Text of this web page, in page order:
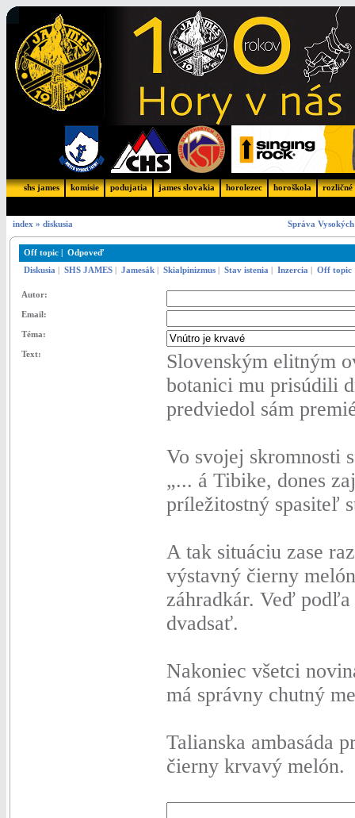
shs james komisie podujatia james slovakia horolezec horoškola rozličné
index » diskusia Správa
Off topic | Odpoveď
Diskusia
SHS JAMES Jamesák Skialpinizmus Stav istenia Inzercia Off topic
Autor:
Email:
Téma:
Text:
Slovenským elitným
botanici mu prisúdili
predviedol sám
Vo svojej skromnosti
„... á Tibike, dones
príležitostný spasiteľ
A tak situáciu zase
výstavný čierny
záhradkár. Veď
dvadsať.
Nakoniec všetci
má správny chutný
Talianska ambasáda
čierny krvavý melón.